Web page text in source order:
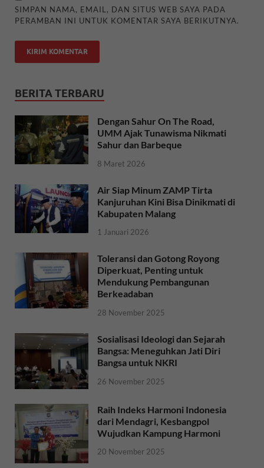
SIMPAN NAMA, EMAIL, DAN SITUS WEB SAYA PADA
PERAMBAN INI UNTUK KOMENTAR SAYA BERIKUTNYA.
BERITA TERBARU
Dengan Sahur On The Road,
UMM Ajak Tunawisma Nikmati
Sahur dan Barbeque
8 Maret 2026
Air Siap Minum ZAMP Tirta
Kanjuruhan Kini Bisa Dinikmati di
Kabupaten Malang
1 Januari 2026
Toleransi dan Gotong Royong
Diperkuat, Penting untuk
Mendukung Pembangunan
Berkeadaban
28 November 2025
Sosialisasi Ideologi dan Sejarah
Bangsa: Meneguhkan Jati Diri
Bangsa untuk NKRI
26 November 2025
Raih Indeks Harmoni Indonesia
dari Mendagri, Kesbangpol
Wujudkan Kampung Harmoni
20 November 2025